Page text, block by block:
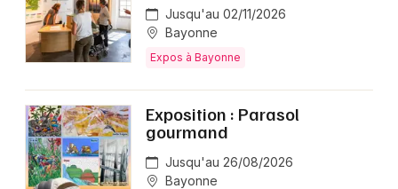
Jusqu'au 02/11/2026
Bayonne
Expos à Bayonne
Exposition : Parasol
gourmand
Jusqu'au 26/08/2026
Bayonne